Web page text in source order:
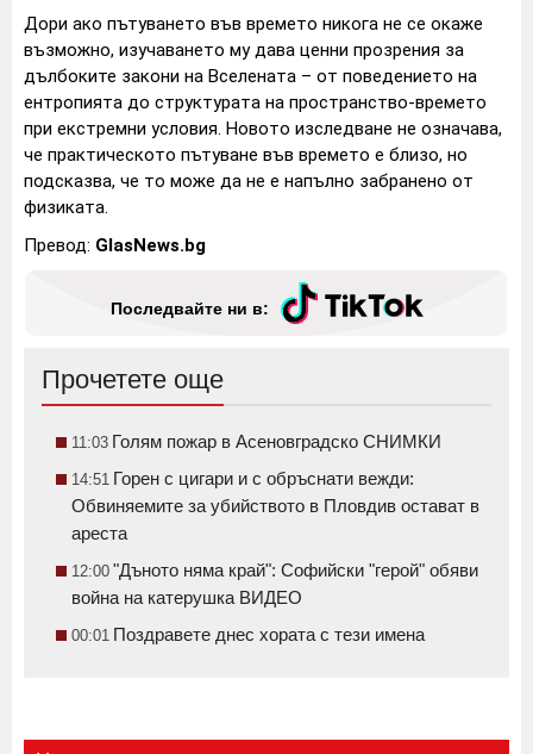
Дори ако пътуването във времето никога не се окаже
възможно, изучаването му дава ценни прозрения за
дълбоките закони на Вселената – от поведението на
ентропията до структурата на пространство-времето
при екстремни условия. Новото изследване не означава,
че практическото пътуване във времето е близо, но
подсказва, че то може да не е напълно забранено от
физиката.
Превод: GlasNews.bg
Последвайте ни в:
Прочетете още
11:03 Голям пожар в Асеновградско СНИМКИ
14:51 Горен с цигари и с обръснати вежди:
Обвиняемите за убийството в Пловдив остават в
ареста
12:00 "Дъното няма край": Софийски "герой" обяви
война на катерушка ВИДЕО
00:01 Поздравете днес хората с тези имена